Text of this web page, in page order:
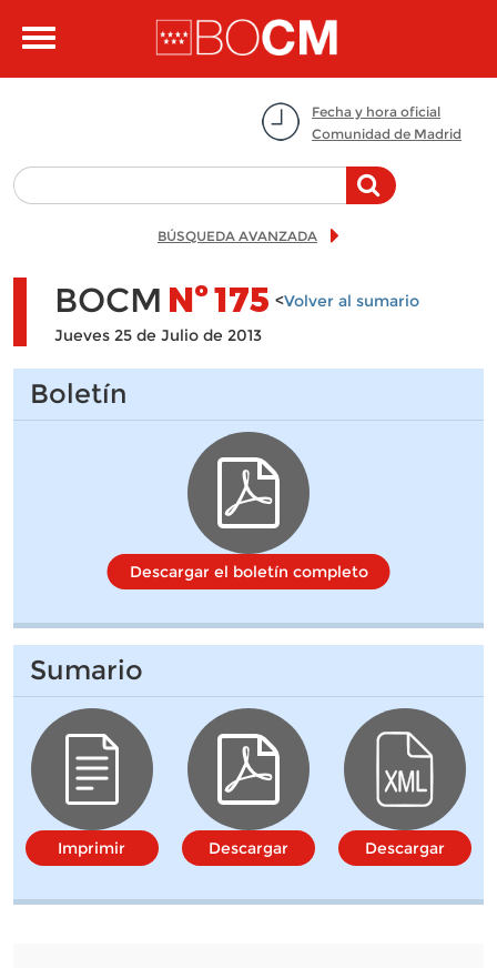
Toggle
Fecha y hora oficial
Comunidad de Madrid
BÚSQUEDA AVANZADA
BOCM Nº175 <Volver al sumario
Jueves 25 de Julio de 2013
Boletín
Descargar el boletín completo
Sumario
Imprimir Descargar Descargar